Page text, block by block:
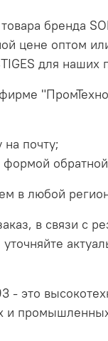
бренда
цене оптом
для наших
на почту;
формой
в любой
в связи с
- это
и